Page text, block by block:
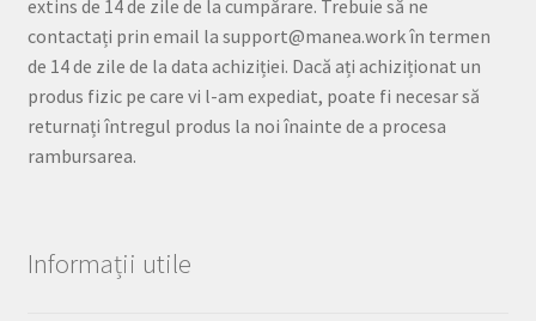
extins de 14 de zile de la cumpărare. Trebuie să ne
contactați prin email la support@manea.work în termen
de 14 de zile de la data achiziției. Dacă ați achiziționat un
produs fizic pe care vi l-am expediat, poate fi necesar să
returnați întregul produs la noi înainte de a procesa
rambursarea.
Informații utile